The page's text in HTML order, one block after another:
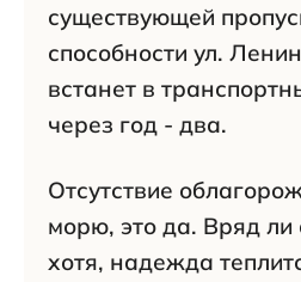
существующей
способности ул.
встанет в
через год - два.
Отсутствие
морю, это да. Вряд ли
хотя, надежда